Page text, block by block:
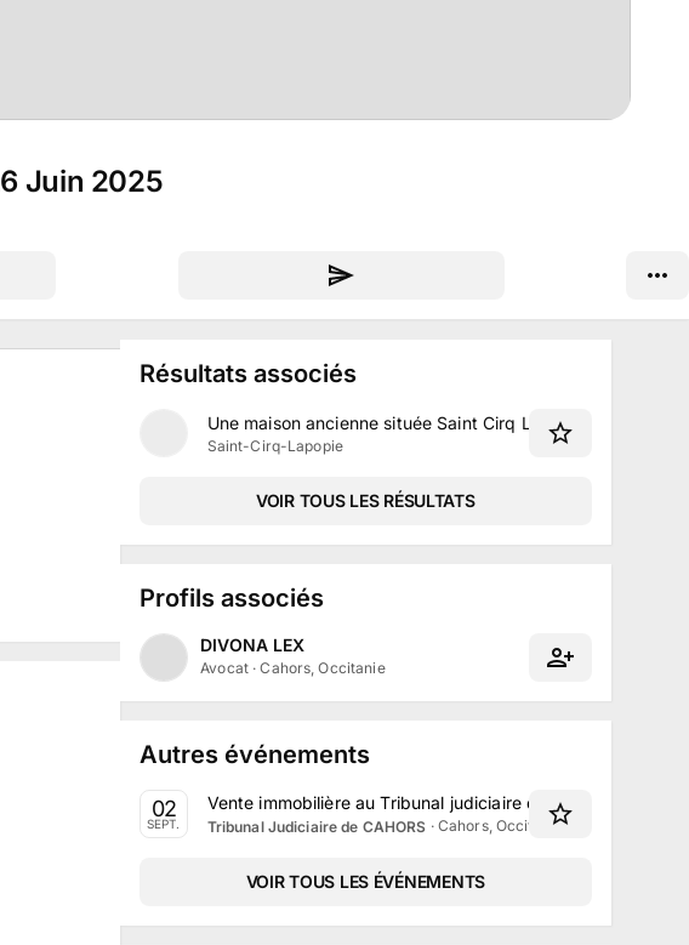
Juin 2025
Résultats associés
Une maison ancienne située Saint Cirq Lapopie à Saint-
Saint-Cirq-Lapopie
VOIR TOUS LES RÉSULTATS
Profils associés
DIVONA LEX
Avocat ·Cahors, Occitanie
Autres événements
02
SEPT.
Vente immobilière au Tribunal judiciaire de Cahors le 2
Tribunal Judiciaire de CAHORS · Cahors, Occitanie
VOIR TOUS LES ÉVÉNEMENTS